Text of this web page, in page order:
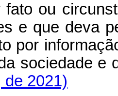
fato ou
e que deva
por
da
de 2021)